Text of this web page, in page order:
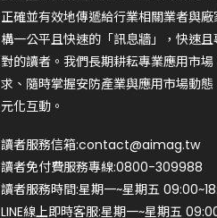
正確並有效地傳遞給行業相關業者與
構一公平且快速的「訊息牆」，快速
對的讀者。我們長期耕耘專業應用市
求、隨時掌握安防產業與應用市場動
元化互動。
讀者服務信箱:contact@aimag.tw
讀者免付費服務專線:0800-309988
讀者服務時間:星期一~星期五
LINE線上即時客服:星期一~星期五